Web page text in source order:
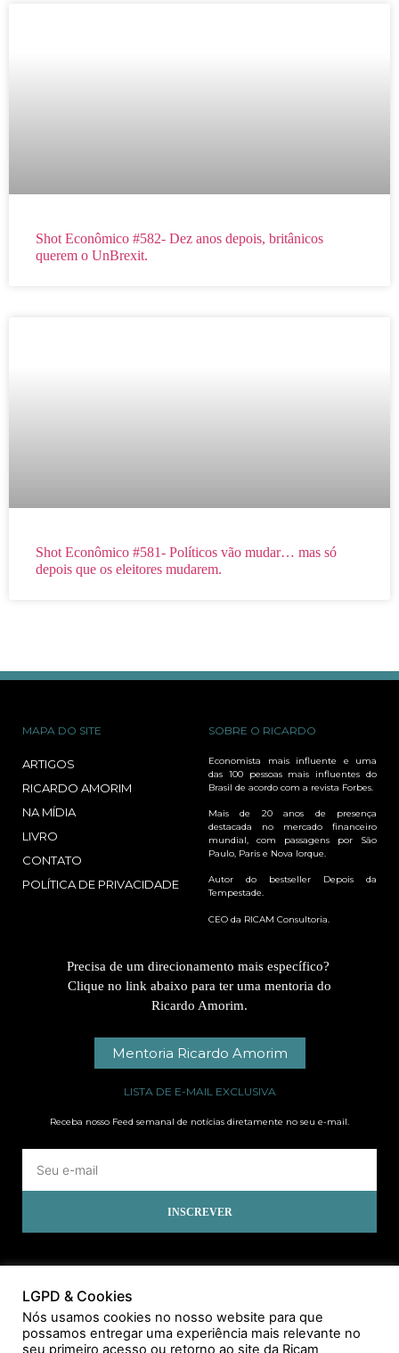
Shot Econômico #582- Dez anos depois, britânicos
querem o UnBrexit.
Shot Econômico #581- Políticos vão mudar… mas só
depois que os eleitores mudarem.
MAPA DO SITE
ARTIGOS
RICARDO AMORIM
NA MÍDIA
LIVRO
CONTATO
POLÍTICA DE PRIVACIDADE
SOBRE O RICARDO
Economista mais influente e uma
das 100 pessoas mais influentes do
Brasil de acordo com a revista Forbes.
Mais de 20 anos de presença
destacada no mercado financeiro
mundial, com passagens por São
Paulo, Paris e Nova Iorque.
Autor do bestseller Depois da
Tempestade.
CEO da RICAM Consultoria.
Precisa de um direcionamento mais específico?
Clique no link abaixo para ter uma mentoria do
Ricardo Amorim.
Mentoria Ricardo Amorim
LISTA DE E-MAIL EXCLUSIVA
Receba nosso Feed semanal de notícias diretamente no seu e-mail.
INSCREVER
LGPD & Cookies
Nós usamos cookies no nosso website para que
possamos entregar uma experiência mais relevante no
seu primeiro acesso ou retorno ao site da Ricam